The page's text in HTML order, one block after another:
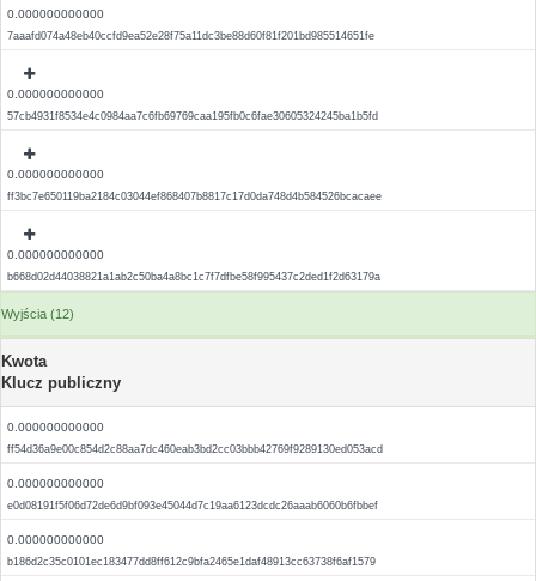
0.000000000000
7aaafd074a48eb40ccfd9ea52e28f75a11dc3be88d60f81f201bd985514651fe
0.000000000000
57cb4931f8534e4c0984aa7c6fb69769caa195fb0c6fae30605324245ba1b5fd
0.000000000000
ff3bc7e650119ba2184c03044ef868407b8817c17d0da748d4b584526bcacaee
0.000000000000
b668d02d44038821a1ab2c50ba4a8bc1c7f7dfbe58f995437c2ded1f2d63179a
Wyjścia (12)
Kwota
Klucz publiczny
0.000000000000
ff54d36a9e00c854d2c88aa7dc460eab3bd2cc03bbb42769f9289130ed053acd
0.000000000000
e0d08191f5f06d72de6d9bf093e45044d7c19aa6123dcdc26aaab6060b6fbbef
0.000000000000
b186d2c35c0101ec183477dd8ff612c9bfa2465e1daf48913cc63738f6af1579